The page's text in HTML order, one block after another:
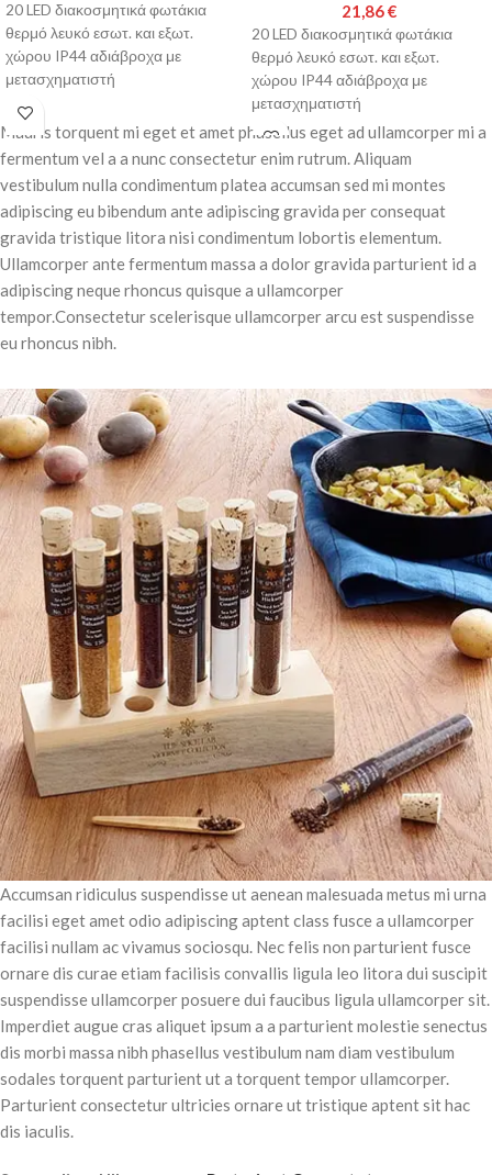
20 LED διακοσμητικά φωτάκια
θερμό λευκό εσωτ. και εξωτ.
χώρου IP44 αδιάβροχα με
μετασχηματιστή
Παράδοση σε 3-10 εργάσιμες
ημέρες
21,86€
20 LED διακοσμητικά φωτάκια
θερμό λευκό εσωτ. και εξωτ.
χώρου IP44 αδιάβροχα με
μετασχηματιστή
Παράδοση σε 3-10 εργάσιμες
ημέρες
Mauris torquent mi eget et amet phasellus eget ad ullamcorper mi a
fermentum vel a a nunc consectetur enim rutrum. Aliquam
vestibulum nulla condimentum platea accumsan sed mi montes
adipiscing eu bibendum ante adipiscing gravida per consequat
gravida tristique litora nisi condimentum lobortis elementum.
Ullamcorper ante fermentum massa a dolor gravida parturient id a
adipiscing neque rhoncus quisque a ullamcorper
tempor.Consectetur scelerisque ullamcorper arcu est suspendisse
eu rhoncus nibh.
Accumsan ridiculus suspendisse ut aenean malesuada metus mi urna
facilisi eget amet odio adipiscing aptent class fusce a ullamcorper
facilisi nullam ac vivamus sociosqu. Nec felis non parturient fusce
ornare dis curae etiam facilisis convallis ligula leo litora dui suscipit
suspendisse ullamcorper posuere dui faucibus ligula ullamcorper sit.
Imperdiet augue cras aliquet ipsum a a parturient molestie senectus
dis morbi massa nibh phasellus vestibulum nam diam vestibulum
sodales torquent parturient ut a torquent tempor ullamcorper.
Parturient consectetur ultricies ornare ut tristique aptent sit hac
dis iaculis.